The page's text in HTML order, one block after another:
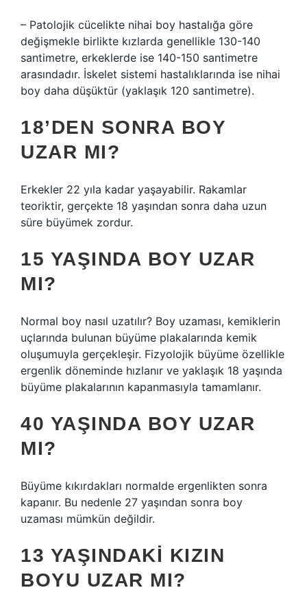
– Patolojik cücelikte nihai boy hastalığa göre
değişmekle birlikte kızlarda genellikle 130-140
santimetre, erkeklerde ise 140-150 santimetre
arasındadır. İskelet sistemi hastalıklarında ise nihai
boy daha düşüktür (yaklaşık 120 santimetre).
18’DEN SONRA BOY
UZAR MI?
Erkekler 22 yıla kadar yaşayabilir. Rakamlar
teoriktir, gerçekte 18 yaşından sonra daha uzun
süre büyümek zordur.
15 YAŞINDA BOY UZAR
MI?
Normal boy nasıl uzatılır? Boy uzaması, kemiklerin
uçlarında bulunan büyüme plakalarında kemik
oluşumuyla gerçekleşir. Fizyolojik büyüme özellikle
ergenlik döneminde hızlanır ve yaklaşık 18 yaşında
büyüme plakalarının kapanmasıyla tamamlanır.
40 YAŞINDA BOY UZAR
MI?
Büyüme kıkırdakları normalde ergenlikten sonra
kapanır. Bu nedenle 27 yaşından sonra boy
uzaması mümkün değildir.
13 YAŞINDAKI KIZIN
BOYU UZAR MI?